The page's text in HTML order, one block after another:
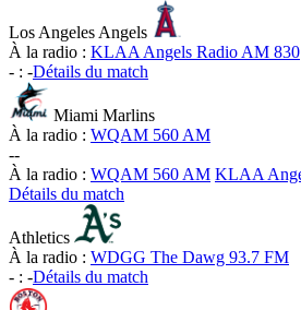
Los Angeles Angels
À la radio : KLAA Angels Radio AM 830
- : -Détails du match
Miami Marlins
À la radio : WQAM 560 AM
--
À la radio : WQAM 560 AM KLAA
Détails du match
Athletics
À la radio : WDGG The Dawg 93.7 FM
- : -Détails du match